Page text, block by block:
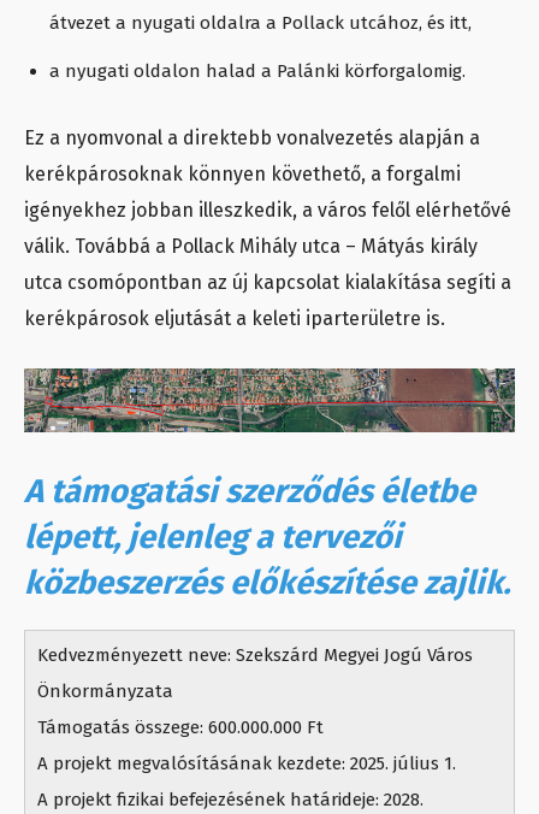
átvezet a nyugati oldalra a Pollack utcához, és itt,
a nyugati oldalon halad a Palánki körforgalomig.
Ez a nyomvonal a direktebb vonalvezetés alapján a
kerékpárosoknak könnyen követhető, a forgalmi
igényekhez jobban illeszkedik, a város felől elérhetővé
válik. Továbbá a Pollack Mihály utca – Mátyás király
utca csomópontban az új kapcsolat kialakítása segíti a
kerékpárosok eljutását a keleti iparterületre is.
A támogatási szerződés életbe
lépett, jelenleg a tervezői
közbeszerzés előkészítése zajlik.
Kedvezményezett neve: Szekszárd Megyei Jogú Város
Önkormányzata
Támogatás összege: 600.000.000 Ft
A projekt megvalósításának kezdete: 2025. július 1.
A projekt fizikai befejezésének határideje: 2028.